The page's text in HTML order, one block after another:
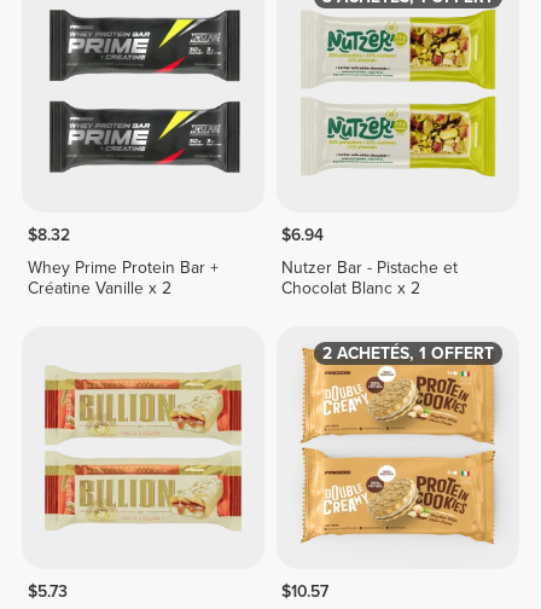
$8.32
Whey Prime Protein Bar +
Créatine Vanille x 2
$6.94
Nutzer Bar - Pistache et
Chocolat Blanc x 2
$5.73
2 ACHETÉS, 1 OFFERT
$10.57